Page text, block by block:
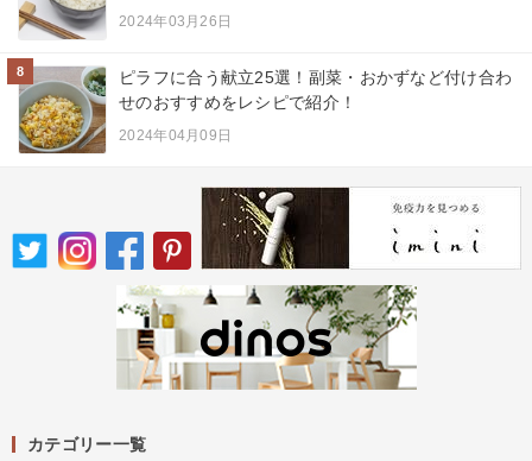
2024年03月26日
8
ピラフに合う献立25選！副菜・おかずなど付け合わ
せのおすすめをレシピで紹介！
2024年04月09日
カテゴリー一覧